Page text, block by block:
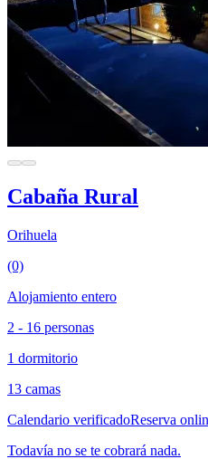
Cabaña Rural
Orihuela
(0)
Alojamiento entero
2 - 16 personas
1 dormitorio
13 camas
Calendario verificadoReserva
Todavía no se te cobrará nada.